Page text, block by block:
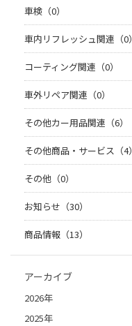
車検（0）
車内リフレッシュ関連（0）
コーティング関連（0）
車外リペア関連（0）
その他カー用品関連（6）
その他商品・サービス（4）
その他（0）
お知らせ（30）
商品情報（13）
アーカイブ
2026年
2025年